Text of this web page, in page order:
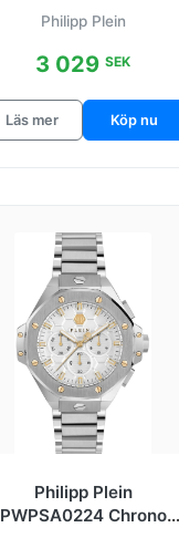
mm
Philipp Plein
3 029SEK
Läs mer Köp nu
Philipp Plein
PWPSA0224 Chrono